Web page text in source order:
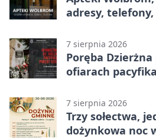
adresy,
7 sierpnia 2026
Poręba
ofiarach
7 sierpnia 2026
Trzy sołectwa,
dożynkowa noc